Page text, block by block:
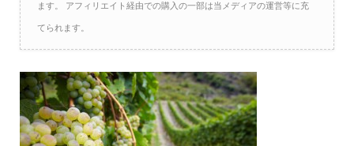
ます。 アフィリエイト経由での購入の一部は当メディアの運営等に充
てられます。